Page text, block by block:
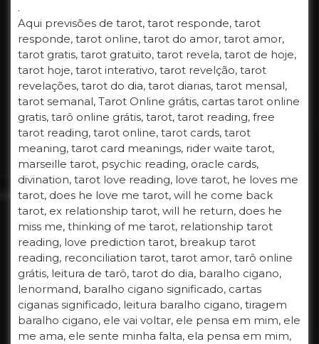
.
Aqui previsões de tarot, tarot responde, tarot
responde, tarot online, tarot do amor, tarot amor,
tarot gratis, tarot gratuito, tarot revela, tarot de hoje,
tarot hoje, tarot interativo, tarot revelção, tarot
revelações, tarot do dia, tarot diarias, tarot mensal,
tarot semanal, Tarot Online grátis, cartas tarot online
gratis, tarô online grátis, tarot, tarot reading, free
tarot reading, tarot online, tarot cards, tarot
meaning, tarot card meanings, rider waite tarot,
marseille tarot, psychic reading, oracle cards,
divination, tarot love reading, love tarot, he loves me
tarot, does he love me tarot, will he come back
tarot, ex relationship tarot, will he return, does he
miss me, thinking of me tarot, relationship tarot
reading, love prediction tarot, breakup tarot
reading, reconciliation tarot, tarot amor, tarô online
grátis, leitura de tarô, tarot do dia, baralho cigano,
lenormand, baralho cigano significado, cartas
ciganas significado, leitura baralho cigano, tiragem
baralho cigano, ele vai voltar, ele pensa em mim, ele
me ama, ele sente minha falta, ela pensa em mim,